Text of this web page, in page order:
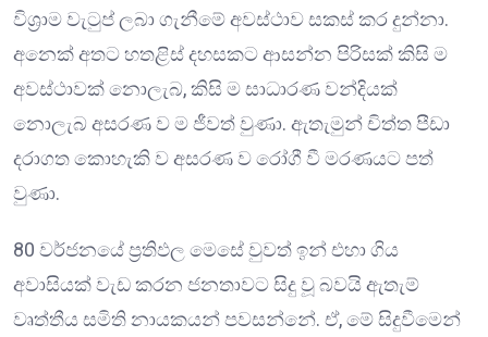
විශ්‍රාම වැටුප් ලබා ගැනීමේ අවස්ථාව සකස් කර දුන්නා.
අනෙක් අතට හතළිස් දහසකට ආසන්න පිරිසක් කිසි ම
අවස්ථාවක් නොලැබ, කිසි ම සාධාරණ වන්දියක්
නොලැබ අසරණ ව ම ජීවත් වුණා. ඇතැමුන් චිත්ත පීඩා
දරාගත කොහැකි ව අසරණ ව රෝගී වී මරණයට පත්
වුණා.
80 වර්ජනයේ ප්‍රතිඵල මෙසේ වුවත් ඉන් එහා ගිය
අවාසියක් වැඩ කරන ජනතාවට සිදු වූ බවයි ඇතැම්
වෘත්තීය සමිති නායකයන් පවසන්නේ. ඒ, මේ සිදුවීමෙන්